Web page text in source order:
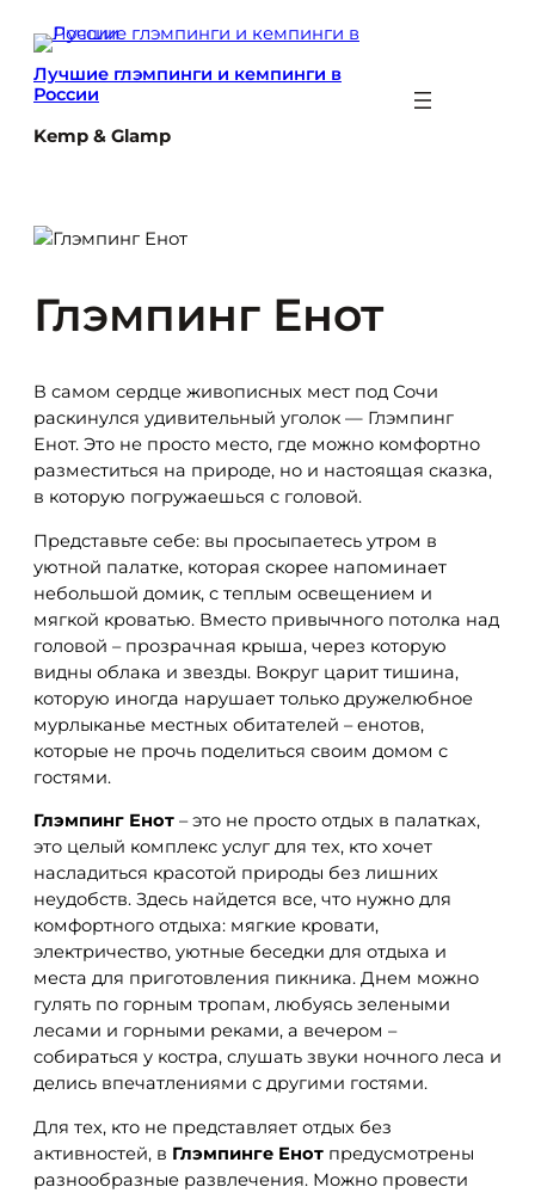
Перейти
содержимому
Лучшие глэмпинги и кемпинги в
России
Kemp & Glamp
Глэмпинг Енот
В самом сердце живописных мест под Сочи
раскинулся удивительный уголок — Глэмпинг
Енот. Это не просто место, где можно комфортно
разместиться на природе, но и настоящая сказка,
в которую погружаешься с головой.
Представьте себе: вы просыпаетесь утром в
уютной палатке, которая скорее напоминает
небольшой домик, с теплым освещением и
мягкой кроватью. Вместо привычного потолка над
головой – прозрачная крыша, через которую
видны облака и звезды. Вокруг царит тишина,
которую иногда нарушает только дружелюбное
мурлыканье местных обитателей – енотов,
которые не прочь поделиться своим домом с
гостями.
Глэмпинг Енот – это не просто отдых в палатках,
это целый комплекс услуг для тех, кто хочет
насладиться красотой природы без лишних
неудобств. Здесь найдется все, что нужно для
комфортного отдыха: мягкие кровати,
электричество, уютные беседки для отдыха и
места для приготовления пикника. Днем можно
гулять по горным тропам, любуясь зелеными
лесами и горными реками, а вечером –
собираться у костра, слушать звуки ночного леса и
делись впечатлениями с другими гостями.
Для тех, кто не представляет отдых без
активностей, в Глэмпинге Енот предусмотрены
разнообразные развлечения. Можно провести